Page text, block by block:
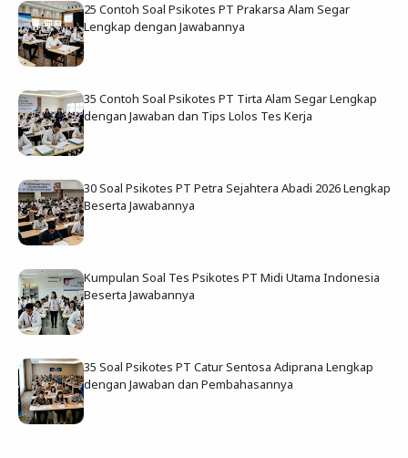
25 Contoh Soal Psikotes PT Prakarsa Alam Segar
Lengkap dengan Jawabannya
35 Contoh Soal Psikotes PT Tirta Alam Segar Lengkap
dengan Jawaban dan Tips Lolos Tes Kerja
30 Soal Psikotes PT Petra Sejahtera Abadi 2026 Lengkap
Beserta Jawabannya
Kumpulan Soal Tes Psikotes PT Midi Utama Indonesia
Beserta Jawabannya
35 Soal Psikotes PT Catur Sentosa Adiprana Lengkap
dengan Jawaban dan Pembahasannya